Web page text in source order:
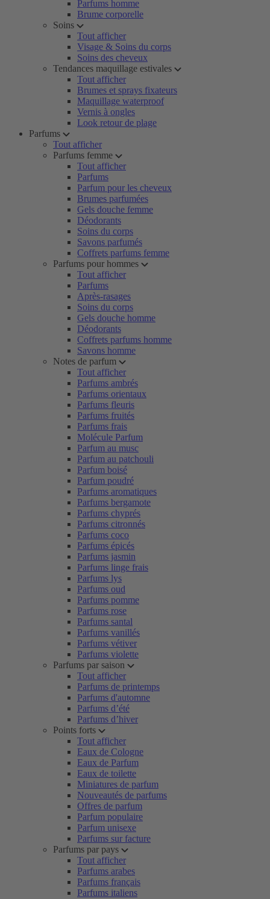
Parfums homme
Brume corporelle
Soins
Tout afficher
Visage & Soins du corps
Soins des cheveux
Tendances maquillage estivales
Tout afficher
Brumes et sprays fixateurs
Maquillage waterproof
Vernis à ongles
Look retour de plage
Parfums
Tout afficher
Parfums femme
Tout afficher
Parfums
Parfum pour les cheveux
Brumes parfumées
Gels douche femme
Déodorants
Soins du corps
Savons parfumés
Coffrets parfums femme
Parfums pour hommes
Tout afficher
Parfums
Après-rasages
Soins du corps
Gels douche homme
Déodorants
Coffrets parfums homme
Savons homme
Notes de parfum
Tout afficher
Parfums ambrés
Parfums orientaux
Parfums fleuris
Parfums fruités
Parfums frais
Molécule Parfum
Parfum au musc
Parfum au patchouli
Parfum boisé
Parfum poudré
Parfums aromatiques
Parfums bergamote
Parfums chyprés
Parfums citronnés
Parfums coco
Parfums épicés
Parfums jasmin
Parfums linge frais
Parfums lys
Parfums oud
Parfums pomme
Parfums rose
Parfums santal
Parfums vanillés
Parfums vétiver
Parfums violette
Parfums par saison
Tout afficher
Parfums de printemps
Parfums d'automne
Parfums d’été
Parfums d’hiver
Points forts
Tout afficher
Eaux de Cologne
Eaux de Parfum
Eaux de toilette
Miniatures de parfum
Nouveautés de parfums
Offres de parfum
Parfum populaire
Parfum unisexe
Parfums sur facture
Parfums par pays
Tout afficher
Parfums arabes
Parfums français
Parfums italiens